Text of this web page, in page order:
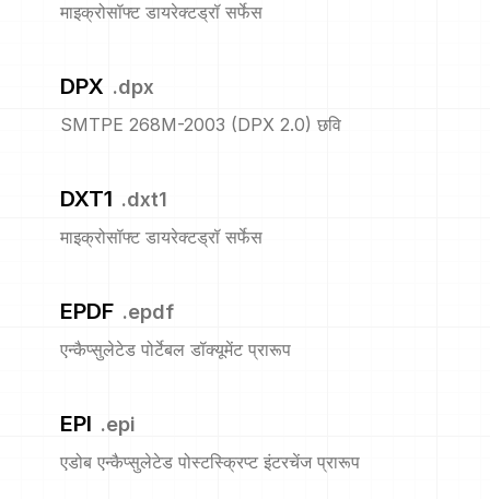
माइक्रोसॉफ्ट डायरेक्टड्रॉ सर्फेस
DPX .dpx
SMTPE 268M-2003 (DPX 2.0) छवि
DXT1 .dxt1
माइक्रोसॉफ्ट डायरेक्टड्रॉ सर्फेस
EPDF .epdf
एन्कैप्सुलेटेड पोर्टेबल डॉक्यूमेंट प्रारूप
EPI .epi
एडोब एन्कैप्सुलेटेड पोस्टस्क्रिप्ट इंटरचेंज प्रारूप